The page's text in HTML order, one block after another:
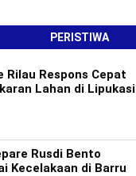
PERISTIWA
Rilau Respons Cepat
Lahan di Lipukasi
Rusdi Bento
Kecelakaan di Barru